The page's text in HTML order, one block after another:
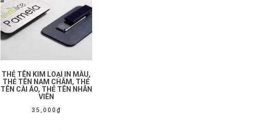
THẺ TÊN KIM LOẠI IN MÀU,
THẺ TÊN NAM CHÂM, THẺ
TÊN CÀI ÁO, THẺ TÊN NHÂN
VIÊN
35,000 ₫